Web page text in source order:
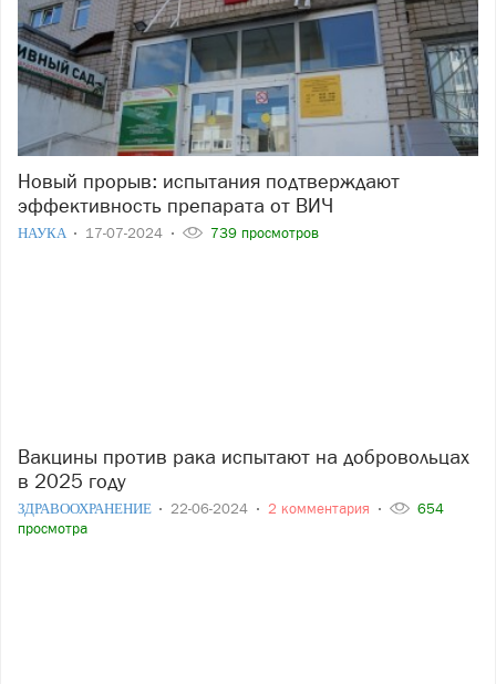
Новый прорыв: испытания подтверждают
эффективность препарата от ВИЧ
НАУКА 17-07-2024 739 просмотров
Вакцины против рака испытают на добровольцах
в 2025 году
ЗДРАВООХРАНЕНИЕ 22-06-2024 2 комментария
654
просмотра